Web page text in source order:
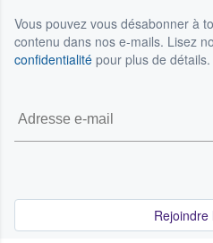
Vous pouvez vous désabonner à
contenu dans nos e-mails. Lisez
confidentialité pour plus de détails.
Rejoindre